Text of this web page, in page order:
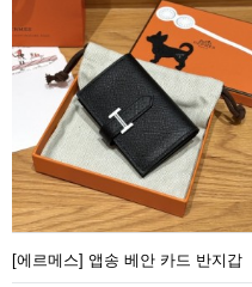
[에르메스] 앱송 베안 카드 반지갑